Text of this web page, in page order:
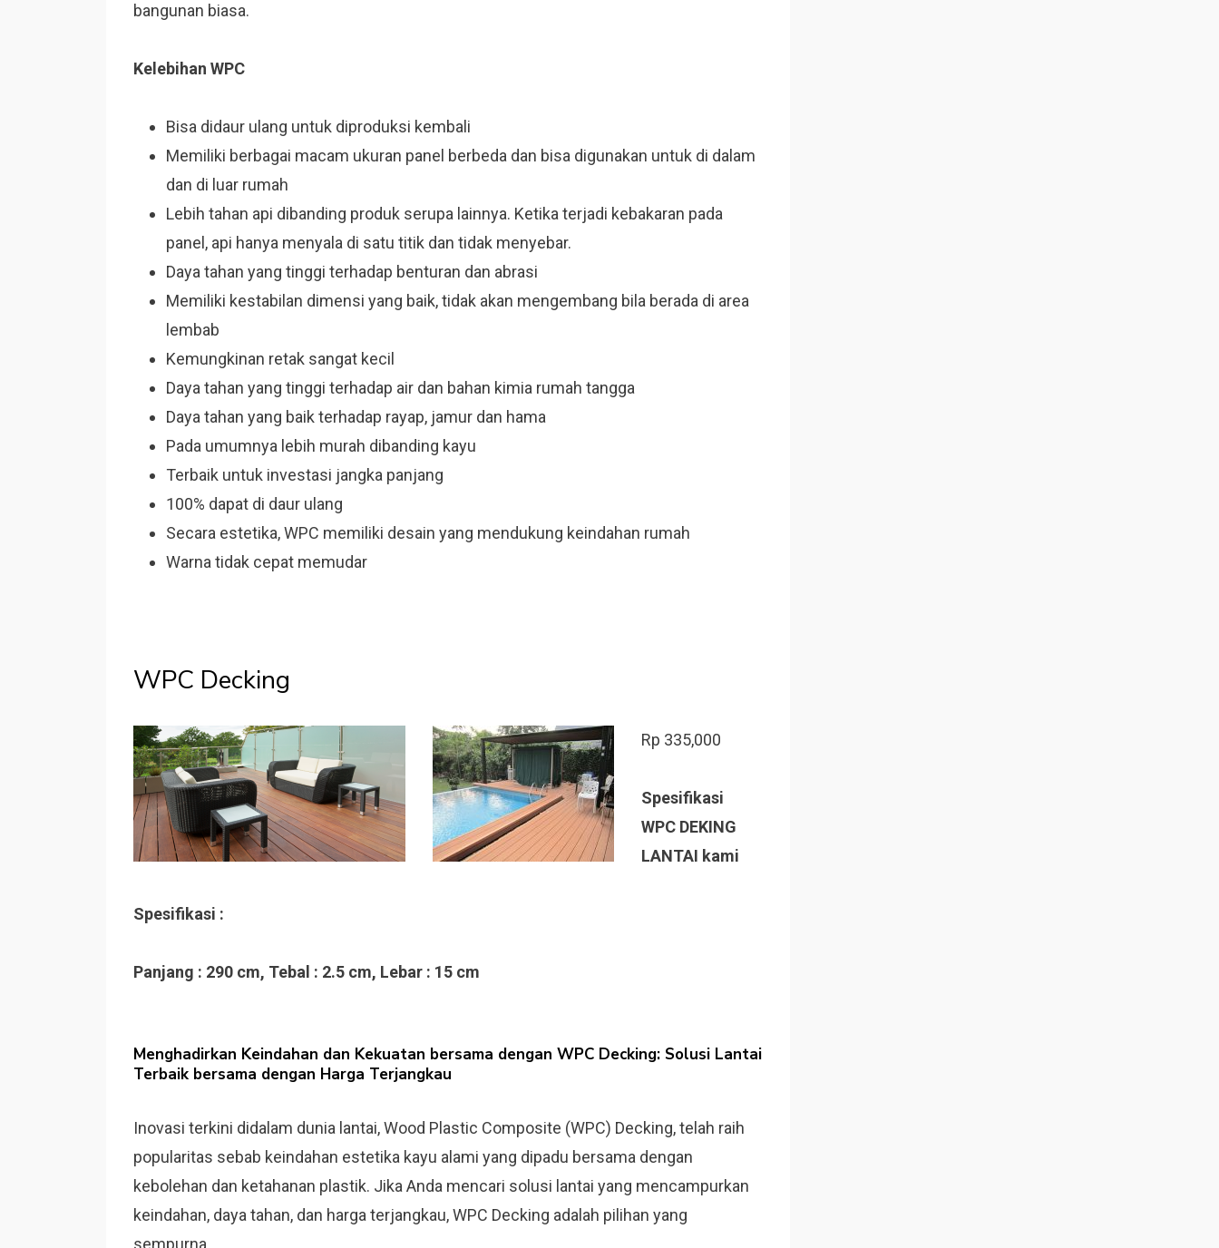
bangunan biasa.
Kelebihan WPC
Bisa didaur ulang untuk diproduksi kembali
Memiliki berbagai macam ukuran panel berbeda dan bisa digunakan untuk di dalam
dan di luar rumah
Lebih tahan api dibanding produk serupa lainnya. Ketika terjadi kebakaran pada
panel, api hanya menyala di satu titik dan tidak menyebar.
Daya tahan yang tinggi terhadap benturan dan abrasi
Memiliki kestabilan dimensi yang baik, tidak akan mengembang bila berada di area
lembab
Kemungkinan retak sangat kecil
Daya tahan yang tinggi terhadap air dan bahan kimia rumah tangga
Daya tahan yang baik terhadap rayap, jamur dan hama
Pada umumnya lebih murah dibanding kayu
Terbaik untuk investasi jangka panjang
100% dapat di daur ulang
Secara estetika, WPC memiliki desain yang mendukung keindahan rumah
Warna tidak cepat memudar
WPC Decking
Rp 335,000
Spesifikasi
WPC DEKING
LANTAI kami
Spesifikasi :
Panjang : 290 cm, Tebal : 2.5 cm, Lebar : 15 cm
Menghadirkan Keindahan dan Kekuatan bersama dengan WPC Decking: Solusi Lantai
Terbaik bersama dengan Harga Terjangkau
Inovasi terkini didalam dunia lantai, Wood Plastic Composite (WPC) Decking, telah raih
popularitas sebab keindahan estetika kayu alami yang dipadu bersama dengan
kebolehan dan ketahanan plastik. Jika Anda mencari solusi lantai yang mencampurkan
keindahan, daya tahan, dan harga terjangkau, WPC Decking adalah pilihan yang
sempurna.